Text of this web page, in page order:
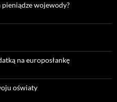
pieniądze wojewody?
na europosłankę
oświaty